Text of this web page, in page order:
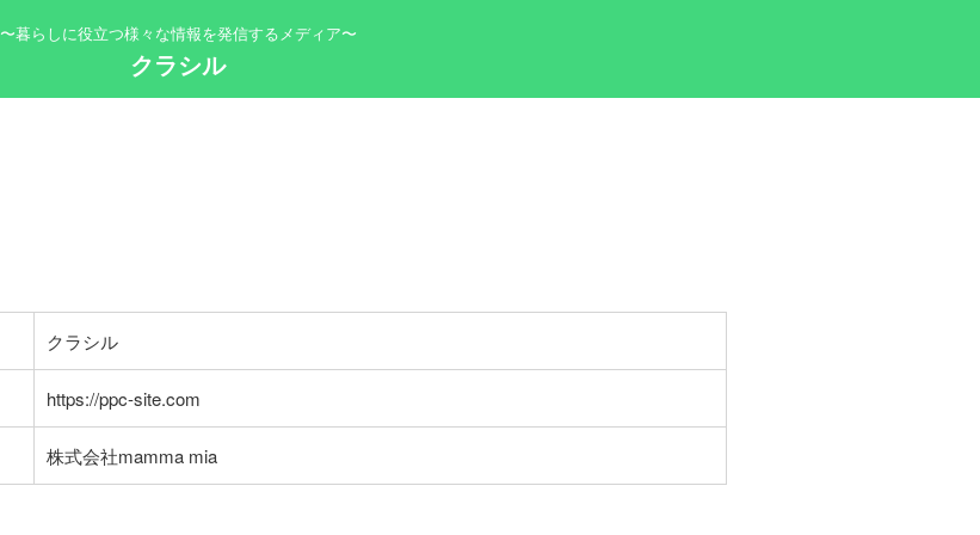
〜暮らしに役立つ様々な情報を発信するメディア〜
クラシル
クラシル
https://ppc-site.com
株式会社mamma mia